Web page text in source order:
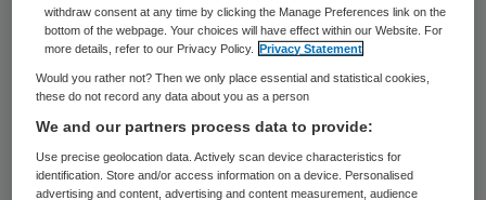
bij de inkoop van zorg voor ernstig zieke
ggz-cliënten.
Herstelgerichte zorg geeft psychiatrische
cliënten de middelen in handen om zelf, in
hun eigen tempo, aan herstel te werken.
Hun behoeften en wensen staan centraal.
withdraw consent at any time by clicking the Manage Preferences link on the
bottom of the webpage. Your choices will have effect within our Website. For
more details, refer to our Privacy Policy.
Privacy Statement
Would you rather not? Then we only place essential and statistical cookies,
these do not record any data about you as a person
We and our partners process data to provide:
Use precise geolocation data. Actively scan device characteristics for
identification. Store and/or access information on a device. Personalised
advertising and content, advertising and content measurement, audience